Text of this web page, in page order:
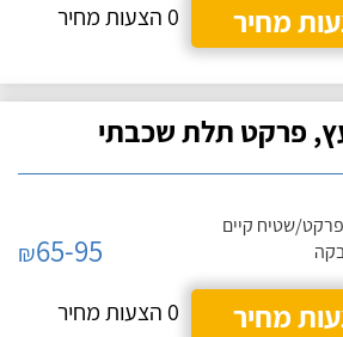
מחיר 0 הצעות מחיר
פרקט תלת שכבתי
שטיח קיים
₪65-95
מחיר
0 הצעות מחיר